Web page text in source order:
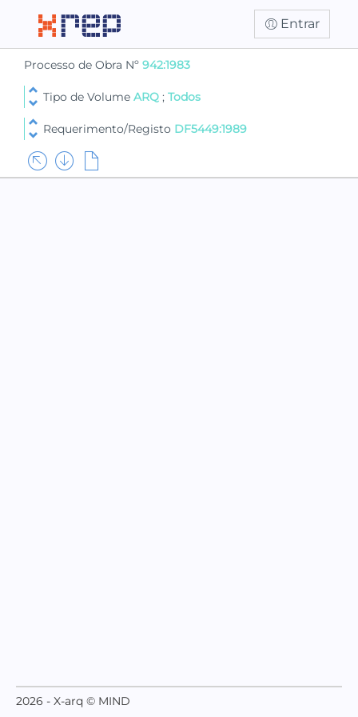
Entrar
Processo de Obra Nº 942:1983
Tipo de Volume ARQ ; Todos
Requerimento/Registo DF5449:1989
2026 - X-arq © MIND